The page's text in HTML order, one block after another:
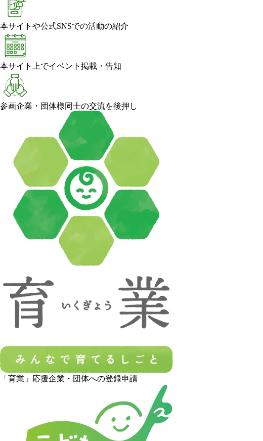
本サイトや公式SNSでの活動の紹介
本サイト上でイベント掲載・告知
参画企業・団体様同士の交流を後押し
「育業」応援企業・団体への登録申請